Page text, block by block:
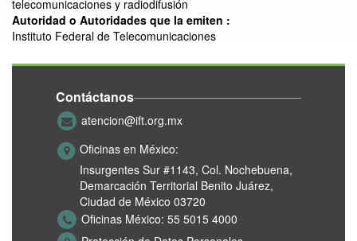
telecomunicaciones y radiodifusión
Autoridad o Autoridades que la emiten :
Instituto Federal de Telecomunicaciones
Contáctanos
atencion@ift.org.mx
Oficinas en México:
Insurgentes Sur #1143, Col. Nochebuena,
Demarcación Territorial Benito Juárez,
Ciudad de México 03720
Oficinas México: 55 5015 4000